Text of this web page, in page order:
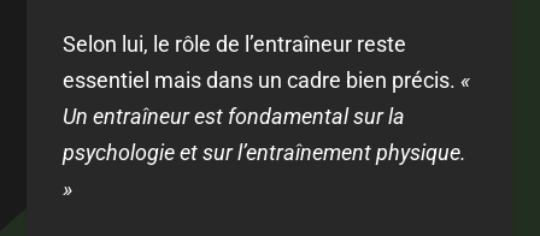
Selon lui, le rôle de l’entraîneur reste
essentiel mais dans un cadre bien précis.«
Un entraîneur est fondamental sur la
psychologie et sur l’entraînement physique.
»